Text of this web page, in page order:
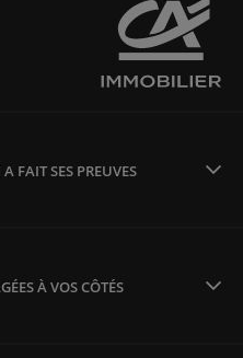
FAIT SES PREUVES
À VOS CÔTÉS